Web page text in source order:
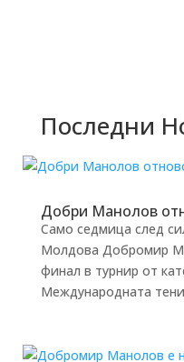
Последни
Добри Манолов
Само седмица след
Молдова Добромир
финал в турнир от
Международната